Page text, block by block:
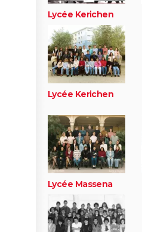
Lycée Kerichen
Lycée Kerichen
Lycée Massena